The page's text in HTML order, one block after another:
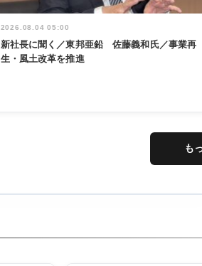
2026.08.04 05:00
新社長に聞く／東邦亜鉛 佐藤義和氏／事業再
生・風土改革を推進
も